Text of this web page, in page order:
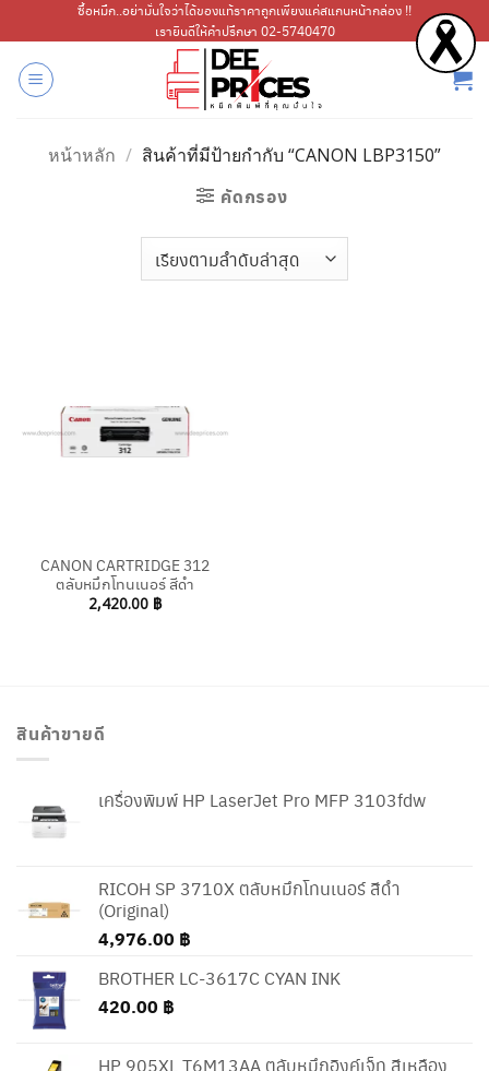
ไป
เนื้อหา
ซื้อหมึก..อย่ามั่นใจว่าได้ของแท้ราคาถูกเพียงแค่สแกนหน้ากล่อง !!
เรายินดีให้คำปรึกษา 02-5740470
หน้าหลัก / สินค้าที่มีป้ายกำกับ “CANON LBP3150”
คัดกรอง
CANON CARTRIDGE 312
ตลับหมึกโทนเนอร์ สีดำ
2,420.00 ฿
สินค้าขายดี
เครื่องพิมพ์ HP LaserJet Pro MFP 3103fdw
RICOH SP 3710X ตลับหมึกโทนเนอร์ สีดำ
(Original)
4,976.00 ฿
BROTHER LC-3617C CYAN INK
420.00 ฿
HP 905XL T6M13AA ตลับหมึกอิงค์เจ็ท สีเหลือง